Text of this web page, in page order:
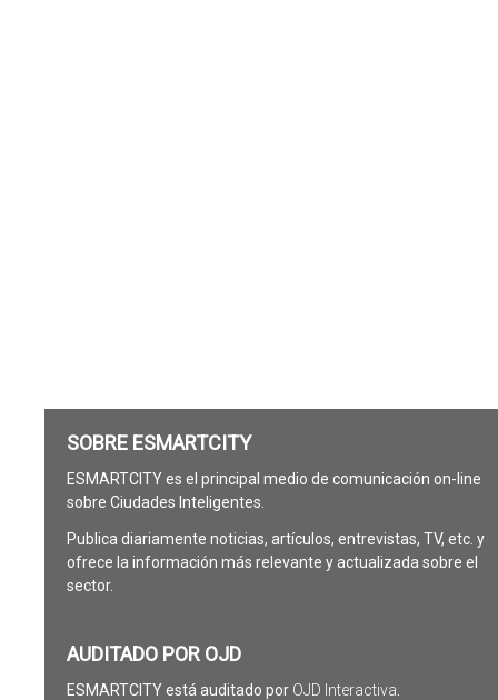
SOBRE ESMARTCITY
ESMARTCITY es el principal medio de comunicación on-line
sobre Ciudades Inteligentes.
Publica diariamente noticias, artículos, entrevistas, TV, etc. y
ofrece la información más relevante y actualizada sobre el
sector.
AUDITADO POR OJD
ESMARTCITY está auditado por OJD Interactiva